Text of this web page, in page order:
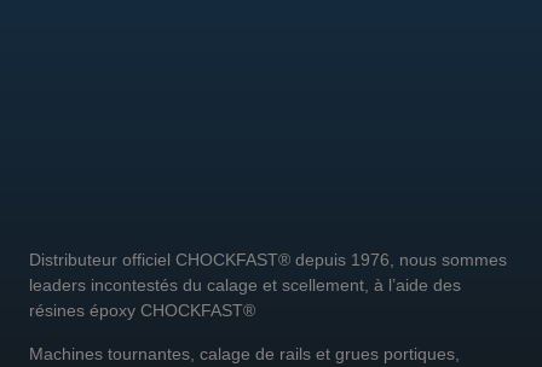
Distributeur officiel CHOCKFAST® depuis 1976, nous sommes
leaders incontestés du calage et scellement, à l’aide des
résines époxy CHOCKFAST®
Machines tournantes, calage de rails et grues portiques,